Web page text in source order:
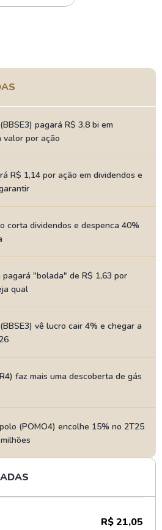
pagará R$ 3,8 bi em
valor por ação
R$ 1,14 por ação em dividendos e
corta dividendos e despenca 40%
pagará "bolada" de R$ 1,63 por
qual
vê lucro cair 4% e chegar a
faz mais uma descoberta de gás
(POMO4) encolhe 15% no 2T25
R$ 21,05